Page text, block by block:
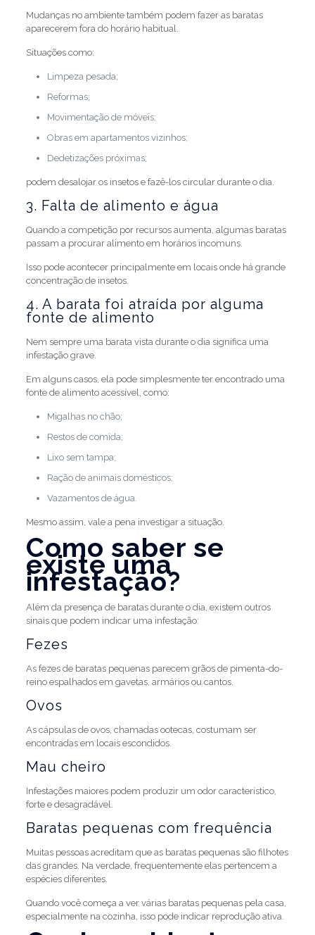
Mudanças no ambiente também podem fazer as baratas
aparecerem fora do horário habitual.
Situações como:
Limpeza pesada;
Reformas;
Movimentação de móveis;
Obras em apartamentos vizinhos;
Dedetizações próximas;
podem desalojar os insetos e fazê-los circular durante o dia.
3. Falta de alimento e água
Quando a competição por recursos aumenta, algumas baratas
passam a procurar alimento em horários incomuns.
Isso pode acontecer principalmente em locais onde há grande
concentração de insetos.
4. A barata foi atraída por alguma
fonte de alimento
Nem sempre uma barata vista durante o dia significa uma
infestação grave.
Em alguns casos, ela pode simplesmente ter encontrado uma
fonte de alimento acessível, como:
Migalhas no chão;
Restos de comida;
Lixo sem tampa;
Ração de animais domésticos;
Vazamentos de água.
Mesmo assim, vale a pena investigar a situação.
Como saber se
existe uma
infestação?
Além da presença de baratas durante o dia, existem outros
sinais que podem indicar uma infestação:
Fezes
As fezes de baratas pequenas parecem grãos de pimenta-do-
reino espalhados em gavetas, armários ou cantos.
Ovos
As cápsulas de ovos, chamadas ootecas, costumam ser
encontradas em locais escondidos.
Mau cheiro
Infestações maiores podem produzir um odor característico,
forte e desagradável.
Baratas pequenas com frequência
Muitas pessoas acreditam que as baratas pequenas são filhotes
das grandes. Na verdade, frequentemente elas pertencem a
espécies diferentes.
Quando você começa a ver várias baratas pequenas pela casa,
especialmente na cozinha, isso pode indicar reprodução ativa.